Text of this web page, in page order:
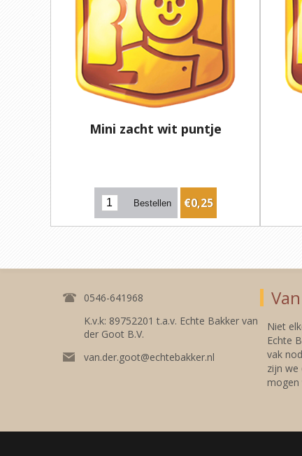
Mini zacht wit puntje
€0,25
0546-641968
K.v.k: 89752201 t.a.v. Echte Bakker van
der Goot B.V.
van.der.goot@echtebakker.nl
Niet
Echte
vak
zijn
mogen